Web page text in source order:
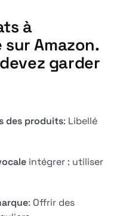
à
Amazon.
garder
des produits: Libellé
intégrer : utiliser
: Offrir des